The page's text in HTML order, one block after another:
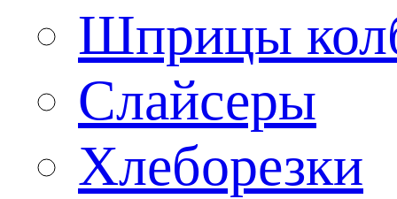
Шприцы
Слайсеры
Хлеборезки